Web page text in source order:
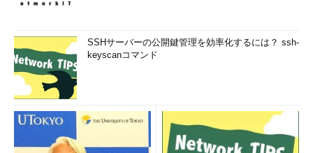
SSHサーバーの公開鍵管理を効率化するには？ ssh-
keyscanコマンド